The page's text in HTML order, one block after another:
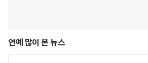
연예 많이 본 뉴스